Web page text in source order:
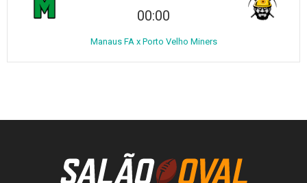
00:00
Manaus FA x Porto Velho Miners